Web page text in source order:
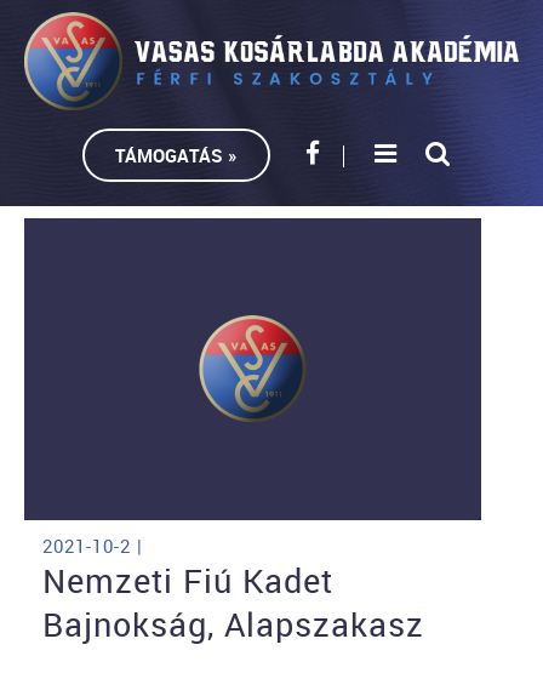
TÁMOGATÁS »
2021-10-2 |
Nemzeti Fiú Kadet
Bajnokság, Alapszakasz